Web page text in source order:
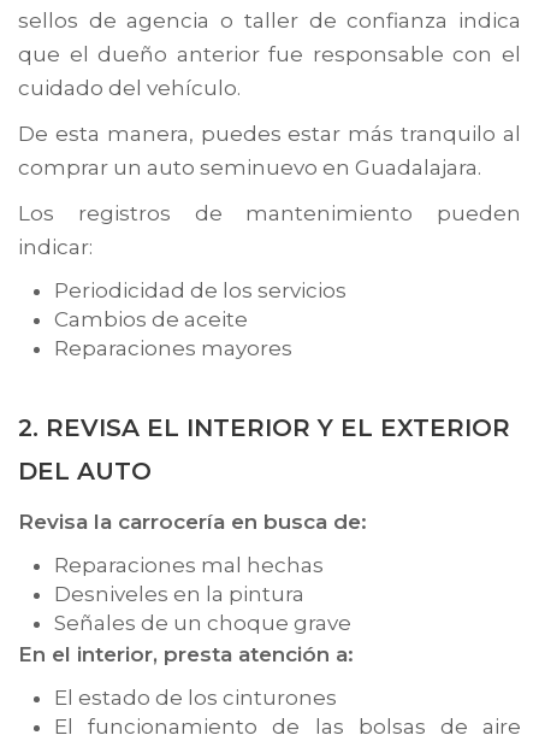
sellos de agencia o taller de confianza indica
que el dueño anterior fue responsable con el
cuidado del vehículo.
De esta manera, puedes estar más tranquilo al
comprar un auto seminuevo en Guadalajara.
Los registros de mantenimiento pueden
indicar:
Periodicidad de los servicios
Cambios de aceite
Reparaciones mayores
2. REVISA EL INTERIOR Y EL EXTERIOR
DEL AUTO
Revisa la carrocería en busca de:
Reparaciones mal hechas
Desniveles en la pintura
Señales de un choque grave
En el interior, presta atención a:
El estado de los cinturones
El funcionamiento de las bolsas de aire